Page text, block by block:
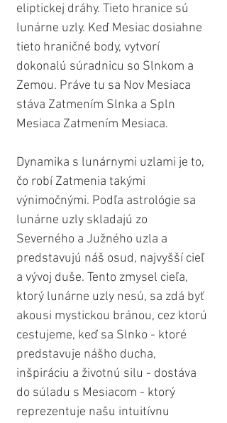
eliptickej dráhy. Tieto hranice sú
lunárne uzly. Keď Mesiac dosiahne
tieto hraničné body, vytvorí
dokonalú súradnicu so Slnkom a
Zemou. Práve tu sa Nov Mesiaca
stáva Zatmením Slnka a Spln
Mesiaca Zatmením Mesiaca.
Dynamika s lunárnymi uzlami je to,
čo robí Zatmenia takými
výnimočnými. Podľa astrológie sa
lunárne uzly skladajú zo
Severného a Južného uzla a
predstavujú náš osud, najvyšší cieľ
a vývoj duše. Tento zmysel cieľa,
ktorý lunárne uzly nesú, sa zdá byť
akousi mystickou bránou, cez ktorú
cestujeme, keď sa Slnko - ktoré
predstavuje nášho ducha,
inšpiráciu a životnú silu - dostáva
do súladu s Mesiacom - ktorý
reprezentuje našu intuitívnu